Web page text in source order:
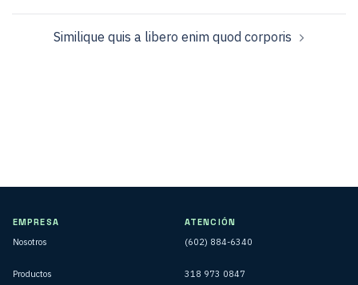
entradas
Similique quis a libero enim quod corporis
EMPRESA
Nosotros
Productos
ATENCIÓN
(602) 884-6340
318 973 0847